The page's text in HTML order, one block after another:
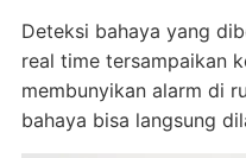
Deteksi bahaya yang
real time tersampaikan
membunyikan alarm di
bahaya bisa langsung